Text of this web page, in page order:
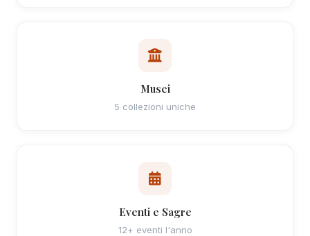
Musei
5 collezioni uniche
Eventi e Sagre
12+ eventi l'anno